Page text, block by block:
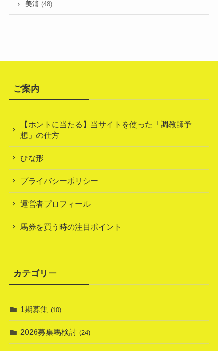
美浦 (48)
ご案内
【ホントに当たる】当サイトを使った「調教師予
想」の仕方
ひな形
プライバシーポリシー
運営者プロフィール
馬券を買う時の注目ポイント
カテゴリー
1期募集 (10)
2026募集馬検討 (24)